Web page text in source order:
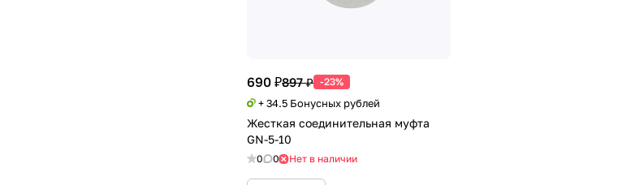
690 ₽897 ₽ -23%
+ 34.5 Бонусных рублей
Жесткая соединительная муфта
GN-5-10
0 0 Нет в наличии